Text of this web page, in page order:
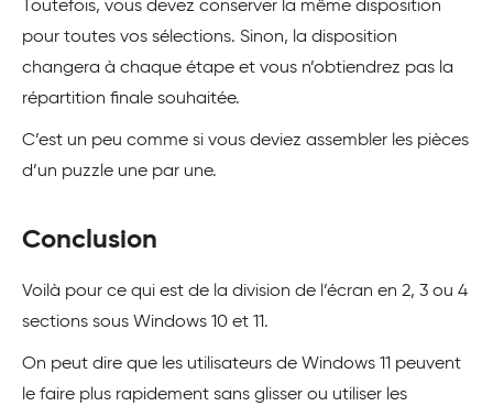
Toutefois, vous devez conserver la même disposition
pour toutes vos sélections. Sinon, la disposition
changera à chaque étape et vous n’obtiendrez pas la
répartition finale souhaitée.
C’est un peu comme si vous deviez assembler les pièces
d’un puzzle une par une.
Conclusion
Voilà pour ce qui est de la division de l’écran en 2, 3 ou 4
sections sous Windows 10 et 11.
On peut dire que les utilisateurs de Windows 11 peuvent
le faire plus rapidement sans glisser ou utiliser les